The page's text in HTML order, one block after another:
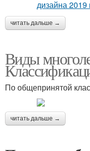
читать дальше →
Виды
По общепринятой
читать дальше →